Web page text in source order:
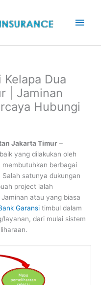
Dua
| Jaminan
Hubungi
Jakarta Timur –
yang dilakukan oleh
berbagai
satunya dukungan
project ialah
atau yang biasa
Garansi timbul dalam
dari mulai sistem